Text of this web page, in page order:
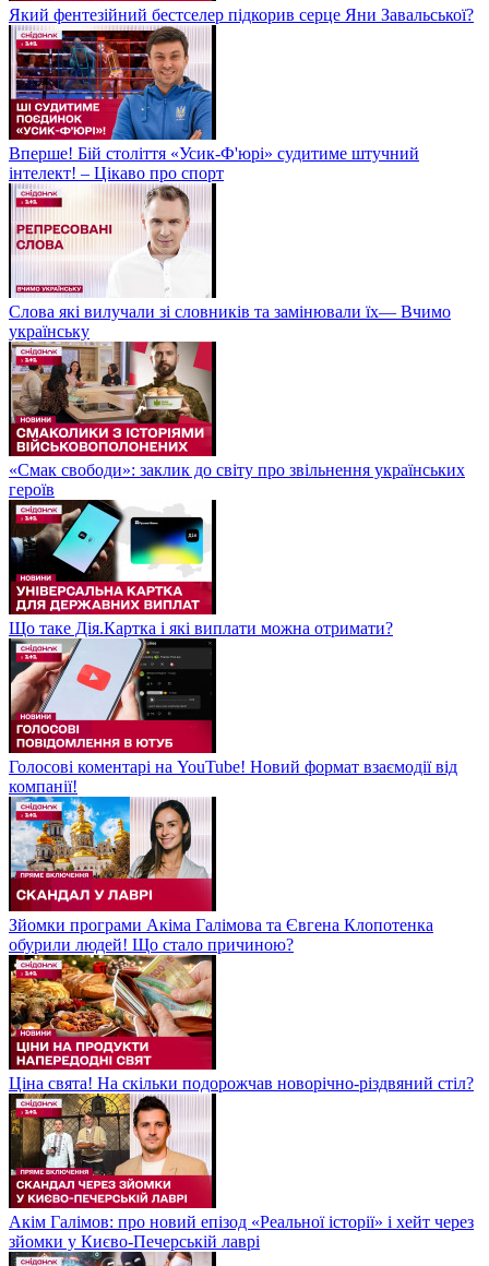
Який фентезійний бестселер підкорив серце Яни Завальської?
Вперше! Бій століття «Усик-Ф'юрі» судитиме штучний
інтелект! – Цікаво про спорт
Слова які вилучали зі словників та замінювали їх— Вчимо
українську
«Смак свободи»: заклик до світу про звільнення українських
героїв
Що таке Дія.Картка і які виплати можна отримати?
Голосові коментарі на YouTube! Новий формат взаємодії від
компанії!
Зйомки програми Акіма Галімова та Євгена Клопотенка
обурили людей! Що стало причиною?
Ціна свята! На скільки подорожчав новорічно-різдвяний стіл?
Акім Галімов: про новий епізод «Реальної історії» і хейт через
зйомки у Києво-Печерській лаврі